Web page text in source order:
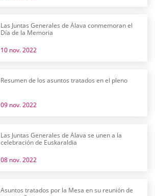
Las Juntas Generales de Álava conmemoran el
Día de la Memoria
10 nov. 2022
Resumen de los asuntos tratados en el pleno
09 nov. 2022
Las Juntas Generales de Álava se unen a la
celebración de Euskaraldia
08 nov. 2022
Asuntos tratados por la Mesa en su reunión de